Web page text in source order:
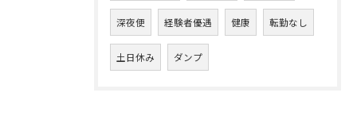
深夜便 経験者優遇 健康 転勤なし
土日休み ダンプ